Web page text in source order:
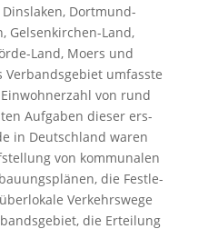
Dort­mund-
Gel­sen­kir­chen-Land,
Land, Mo­ers und
Ver­bands­ge­biet um­fass­te
von rund
Auf­ga­ben die­ser ers­
in Deutsch­land wa­ren
von kom­mu­na­len
die Fest­le­
Ver­kehrs­we­ge
die Er­tei­lung